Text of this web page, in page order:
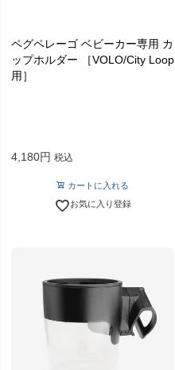
ペグペレーゴ ベビーカー専用 カ
ップホルダー ［VOLO/City Loop
用］
4,180 税込
カートに入れる
お気に入り登録